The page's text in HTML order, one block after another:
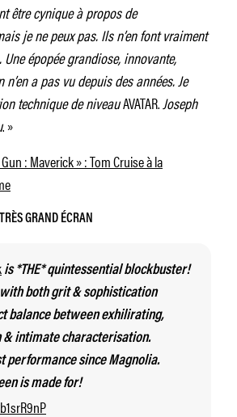
être cynique à propos de
je ne peux pas. Ils n’en font vraiment
épopée grandiose, innovante,
a pas vu depuis des années. Je
technique de niveauAVATAR.Joseph
. »
Gun : Maverick » : Tom Cruise à la
GRAND ÉCRAN
is *THE* quintessential blockbuster!
both grit & sophistication
balance between exhilirating,
& intimate characterisation.
performance since Magnolia.
is made for!